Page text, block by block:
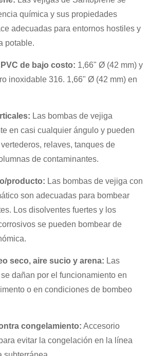
química y sus propiedades
adecuadas para entornos hostiles y
potable.
de bajo costo: 1,66" Ø (42 mm) y
inoxidable 316. 1,66" Ø (42 mm) en
Las bombas de vejiga
en casi cualquier ángulo y pueden
relaves, tanques de
de contaminantes.
producto: Las bombas de vejiga con
son adecuadas para bombear
Los disolventes fuertes y los
se pueden bombear de
seco, aire sucio y arena: Las
dañan por el funcionamiento en
o en condiciones de bombeo
congelamiento: Accesorio
evitar la congelación en la línea